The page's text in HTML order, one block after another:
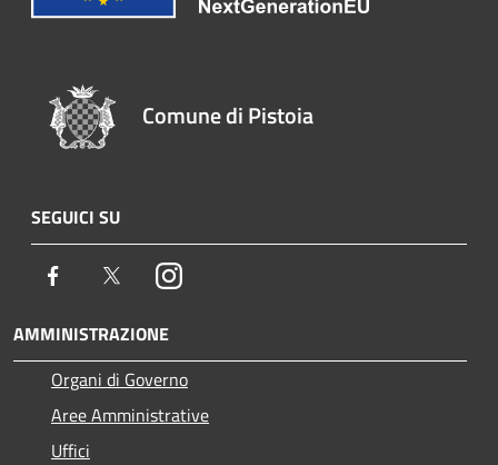
Comune di Pistoia
SEGUICI SU
Facebook TwitterInstagram
AMMINISTRAZIONE
Organi di Governo
Aree Amministrative
Uffici